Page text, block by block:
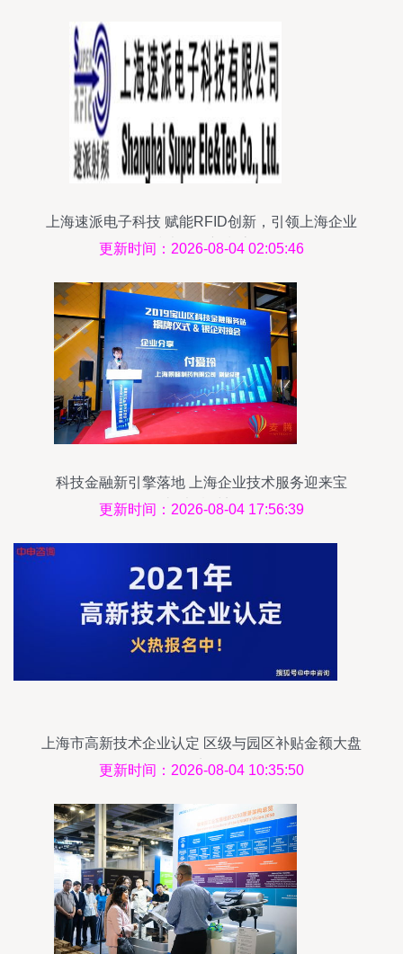
上海速派电子科技 赋能RFID创新，引领上海企业
技术服务新潮流
更新时间：2026-08-04 02:05:46
科技金融新引擎落地 上海企业技术服务迎来宝
山“麦腾时刻”
更新时间：2026-08-04 17:56:39
上海市高新技术企业认定 区级与园区补贴金额大盘
点
更新时间：2026-08-04 10:35:50